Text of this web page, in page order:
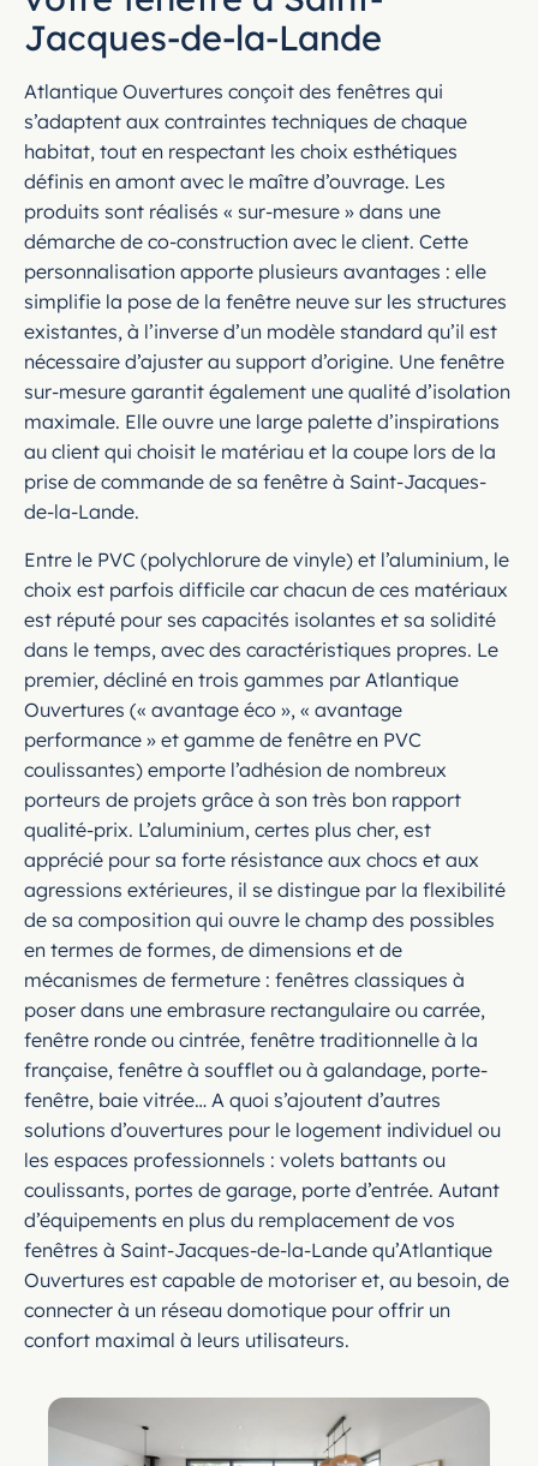
Jacques-de-la-Lande
Atlantique Ouvertures conçoit des fenêtres qui
s’adaptent aux contraintes techniques de chaque
habitat, tout en respectant les choix esthétiques
définis en amont avec le maître d’ouvrage. Les
produits sont réalisés « sur-mesure » dans une
démarche de co-construction avec le client. Cette
personnalisation apporte plusieurs avantages : elle
simplifie la pose de la fenêtre neuve sur les structures
existantes, à l’inverse d’un modèle standard qu’il est
nécessaire d’ajuster au support d’origine. Une fenêtre
sur-mesure garantit également une qualité d’isolation
maximale. Elle ouvre une large palette d’inspirations
au client qui choisit le matériau et la coupe lors de la
prise de commande de sa fenêtre à Saint-Jacques-
de-la-Lande.
Entre le PVC (polychlorure de vinyle) et l’aluminium, le
choix est parfois difficile car chacun de ces matériaux
est réputé pour ses capacités isolantes et sa solidité
dans le temps, avec des caractéristiques propres. Le
premier, décliné en trois gammes par Atlantique
Ouvertures (« avantage éco », « avantage
performance » et gamme de fenêtre en PVC
coulissantes) emporte l’adhésion de nombreux
porteurs de projets grâce à son très bon rapport
qualité-prix. L’aluminium, certes plus cher, est
apprécié pour sa forte résistance aux chocs et aux
agressions extérieures, il se distingue par la flexibilité
de sa composition qui ouvre le champ des possibles
en termes de formes, de dimensions et de
mécanismes de fermeture : fenêtres classiques à
poser dans une embrasure rectangulaire ou carrée,
fenêtre ronde ou cintrée, fenêtre traditionnelle à la
française, fenêtre à soufflet ou à galandage, porte-
fenêtre, baie vitrée… A quoi s’ajoutent d’autres
solutions d’ouvertures pour le logement individuel ou
les espaces professionnels : volets battants ou
coulissants, portes de garage, porte d’entrée. Autant
d’équipements en plus du remplacement de vos
fenêtres à Saint-Jacques-de-la-Lande qu’Atlantique
Ouvertures est capable de motoriser et, au besoin, de
connecter à un réseau domotique pour offrir un
confort maximal à leurs utilisateurs.